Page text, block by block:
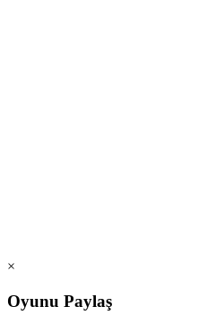
×
Oyunu Paylaş